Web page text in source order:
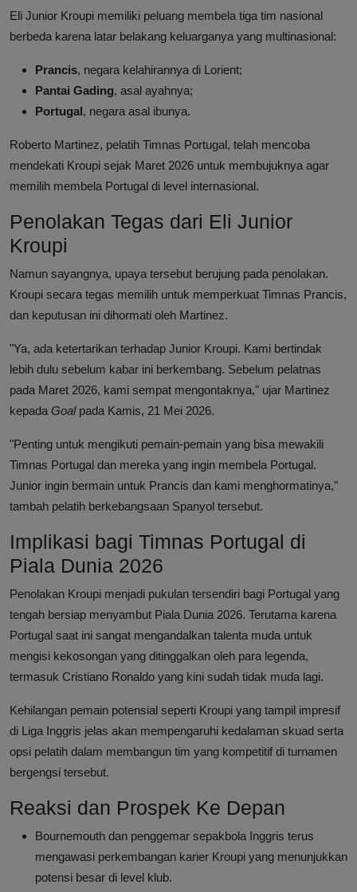
Eli Junior Kroupi memiliki peluang membela tiga tim nasional
berbeda karena latar belakang keluarganya yang multinasional:
Prancis, negara kelahirannya di Lorient;
Pantai Gading, asal ayahnya;
Portugal, negara asal ibunya.
Roberto Martinez, pelatih Timnas Portugal, telah mencoba
mendekati Kroupi sejak Maret 2026 untuk membujuknya agar
memilih membela Portugal di level internasional.
Penolakan Tegas dari Eli Junior
Kroupi
Namun sayangnya, upaya tersebut berujung pada penolakan.
Kroupi secara tegas memilih untuk memperkuat Timnas Prancis,
dan keputusan ini dihormati oleh Martinez.
"Ya, ada ketertarikan terhadap Junior Kroupi. Kami bertindak
lebih dulu sebelum kabar ini berkembang. Sebelum pelatnas
pada Maret 2026, kami sempat mengontaknya," ujar Martinez
kepada Goalpada Kamis, 21 Mei 2026.
"Penting untuk mengikuti pemain-pemain yang bisa mewakili
Timnas Portugal dan mereka yang ingin membela Portugal.
Junior ingin bermain untuk Prancis dan kami menghormatinya,"
tambah pelatih berkebangsaan Spanyol tersebut.
Implikasi bagi Timnas Portugal di
Piala Dunia 2026
Penolakan Kroupi menjadi pukulan tersendiri bagi Portugal yang
tengah bersiap menyambut Piala Dunia 2026. Terutama karena
Portugal saat ini sangat mengandalkan talenta muda untuk
mengisi kekosongan yang ditinggalkan oleh para legenda,
termasuk Cristiano Ronaldo yang kini sudah tidak muda lagi.
Kehilangan pemain potensial seperti Kroupi yang tampil impresif
di Liga Inggris jelas akan mempengaruhi kedalaman skuad serta
opsi pelatih dalam membangun tim yang kompetitif di turnamen
bergengsi tersebut.
Reaksi dan Prospek Ke Depan
Bournemouth dan penggemar sepakbola Inggris terus
mengawasi perkembangan karier Kroupi yang menunjukkan
potensi besar di level klub.